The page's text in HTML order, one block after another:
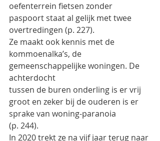
oefenterrein fietsen zonder
paspoort staat al gelijk met twee
overtredingen (p. 227).
Ze maakt ook kennis met de
kommoenalka’s, de
gemeenschappelijke woningen. De
achterdocht
tussen de buren onderling is er vrij
groot en zeker bij de ouderen is er
sprake van woning-paranoia
(p. 244).
In 2020 trekt ze na vijf jaar terug naar